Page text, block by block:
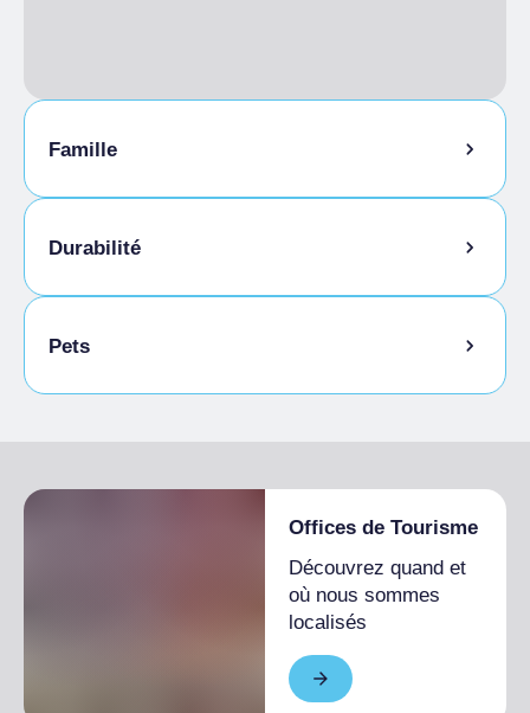
Famille
Garde d'enfants
Durabilité
Local à vélos
Pets
Offices de Tourisme
Découvrez quand et
où nous sommes
localisés